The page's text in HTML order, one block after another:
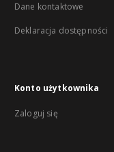
Dane kontaktowe
Deklaracja dostępności
Konto użytkownika
Zaloguj się